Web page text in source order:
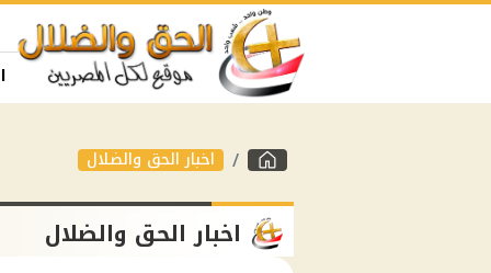
اخبار الحق والضلال
اخبار الحق والضلال